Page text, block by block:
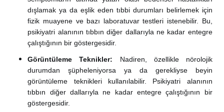
dışlamak ya da eşlik eden tıbbi durumları belirlemek için
fizik muayene ve bazı laboratuvar testleri istenebilir. Bu,
psikiyatri alanının tıbbın diğer dallarıyla ne kadar entegre
çalıştığının bir göstergesidir.
Görüntüleme Teknikler: Nadiren, özellikle nörolojik
durumdan şüpheleniyorsa ya da gerekliyse beyin
görüntüleme teknikleri kullanılabilir. Psikiyatri alanının
tıbbın diğer dallarıyla ne kadar entegre çalıştığının bir
göstergesidir.